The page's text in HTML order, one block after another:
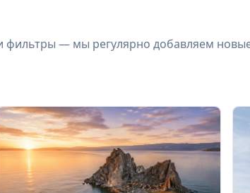
— мы регулярно добавляем